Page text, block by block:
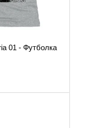
01 - Футболка